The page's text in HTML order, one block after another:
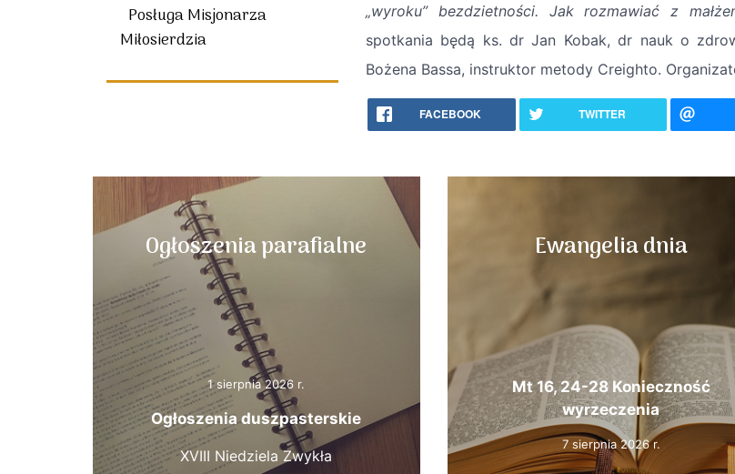
Posługa Misjonarza
Miłosierdzia
„wyroku” bezdzietności. Jak rozmawiać z
spotkania będą ks. dr Jan Kobak, dr nauk o
Bożena Bassa, instruktor metody Creighto.
FACEBOOK TWITTER
Ogłoszenia parafialne
1 sierpnia 2026 r.
Ogłoszenia duszpasterskie
XVIII Niedziela Zwykła
Ewangelia dnia
Mt 16, 24-28 Konieczność
wyrzeczenia
7 sierpnia 2026 r.